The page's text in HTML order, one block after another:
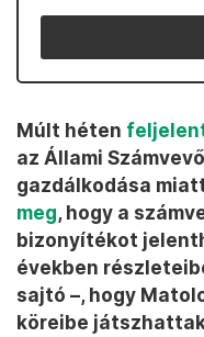
Múlt héten
az Állami
gazdálkodása
meg, hogy a
bizonyítékot
években
sajtó –, hogy
köreibe